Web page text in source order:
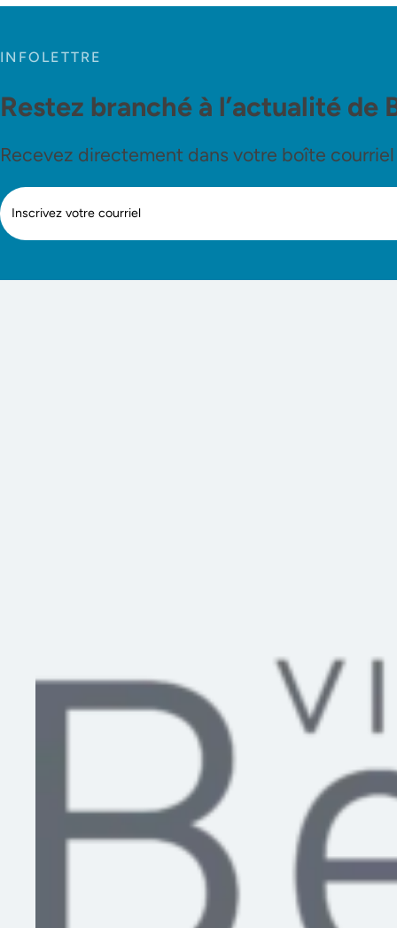
INFOLETTRE
Restez branché à l’actualité de
Recevez directement dans votre boîte